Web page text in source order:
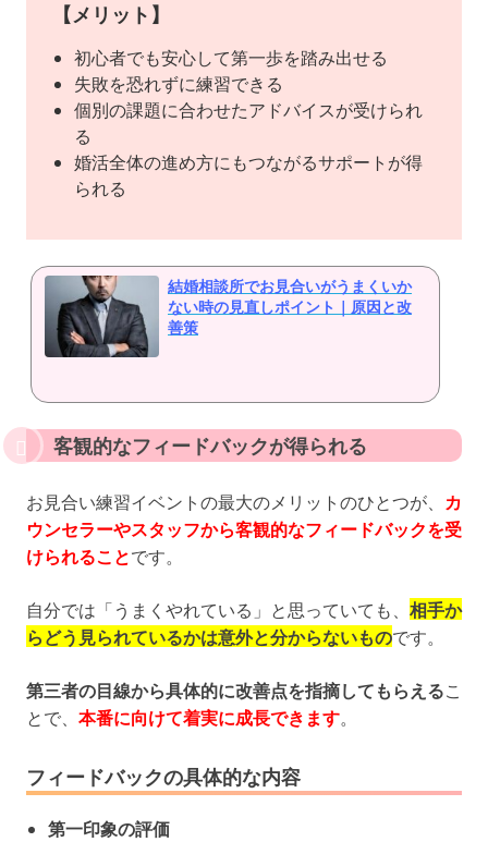
【メリット】
初心者でも安心して第一歩を踏み出せる
失敗を恐れずに練習できる
個別の課題に合わせたアドバイスが受けられ
る
婚活全体の進め方にもつながるサポートが得
られる
結婚相談所でお見合いがうまくいか
ない時の見直しポイント｜原因と改
善策
客観的なフィードバックが得られる
お見合い練習イベントの最大のメリットのひとつが、 カ
ウンセラーやスタッフから客観的なフィードバックを受
けられることです。
自分では「うまくやれている」と思っていても、 相手か
らどう見られているかは意外と分からないものです。
第三者の目線から具体的に改善点を指摘してもらえる こ
とで、 本番に向けて着実に成長できます
フィードバックの具体的な内容
第一印象の評価